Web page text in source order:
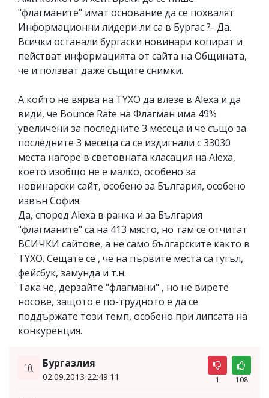
"флагманите" имат основание да се похвалят.
Информационни лидери ли са в Бургас ?- Да.
Всички останали бургаски новинари копират и
пействат информацията от сайта на Общината,
че и ползват даже същите снимки.
А който не вярва на TYXO да влезе в Alexa и да
види, че Bounce Rate на Флагман има 49%
увеличени за последните 3 месеца и че също за
последните 3 месеца са се издигнали с 33030
места нагоре в световната класация на Alexa,
което изобщо не е малко, особено за
новинарски сайт, особено за България, особено
извън София.
Да, според Alexa в ранка и за България
"флагманите" са на 413 място, но там се отчитат
ВСИЧКИ сайтове, а не само българските както в
TYXO. Сещате се , че на първите места са гугъл,
фейсбук, замунда и т.н.
Така че, дерзайте "флагмани" , но не вирете
носове, защото е по-трудното е да се
поддържате този темп, особено при липсата на
конкуренция.
10. Бургазлия
02.09.2013 22:49:11 1 108